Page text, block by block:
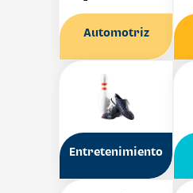
Automotriz
Entretenimiento